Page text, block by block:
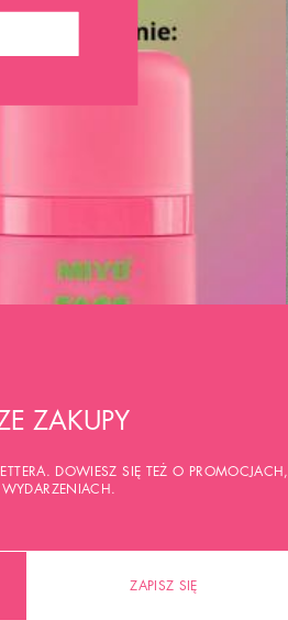
ZAKUPY
DOWIESZ SIĘ TEŻ O PROMOCJACH,
ZAPISZ SIĘ